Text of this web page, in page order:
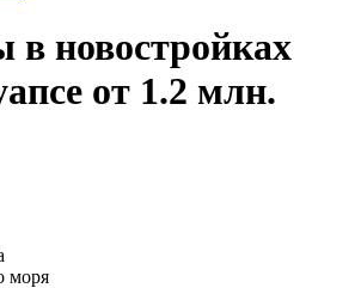
новостройках
от 1.2 млн.
моря